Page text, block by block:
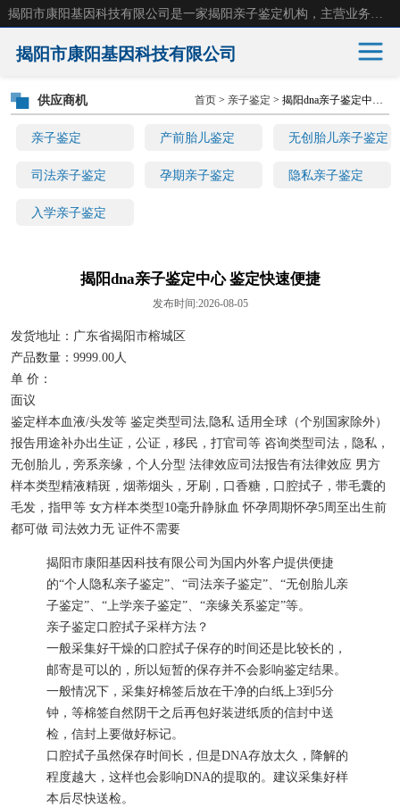
揭阳市康阳基因科技有限公司
亲子鉴定 产前胎儿鉴定 无创胎儿亲子鉴定
司法亲子鉴定 孕期亲子鉴定 隐私亲子鉴定
入学亲子鉴定
供应商机 首页 > 亲子鉴定 > 揭阳dna亲子鉴定中心 鉴定快速便捷
揭阳dna亲子鉴定中心 鉴定快速便捷
发布时间:2026-08-05
发货地址：广东省揭阳市榕城区
产品数量：9999.00人
单 价：
面议
鉴定样本血液/头发等 鉴定类型司法,隐私 适用全球（个别国家除外）
报告用途补办出生证，公证，移民，打官司等 咨询类型司法，隐私，
无创胎儿，旁系亲缘，个人分型 法律效应司法报告有法律效应 男方
样本类型精液精斑，烟蒂烟头，牙刷，口香糖，口腔拭子，带毛囊的
毛发，指甲等 女方样本类型10毫升静脉血 怀孕周期怀孕5周至出生前
都可做 司法效力无 证件不需要
揭阳市康阳基因科技有限公司为国内外客户提供便捷
的“个人隐私亲子鉴定”、“司法亲子鉴定”、“无创胎儿亲
子鉴定”、“上学亲子鉴定”、“亲缘关系鉴定”等。
亲子鉴定口腔拭子采样方法？
一般采集好干燥的口腔拭子保存的时间还是比较长的，
邮寄是可以的，所以短暂的保存并不会影响鉴定结果。
一般情况下，采集好棉签后放在干净的白纸上3到5分
钟，等棉签自然阴干之后再包好装进纸质的信封中送
检，信封上要做好标记。
口腔拭子虽然保存时间长，但是DNA存放太久，降解的
程度越大，这样也会影响DNA的提取的。建议采集好样
本后尽快送检。
亲子鉴定 产前胎儿鉴定
无创胎儿亲子鉴定 司法亲子鉴定
孕期亲子鉴定